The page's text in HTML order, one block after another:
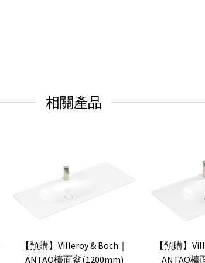
相關產品
【預購】Villeroy & Boch｜
ANTAO檯面盆(1200mm)
【預購】
ANTAO檯